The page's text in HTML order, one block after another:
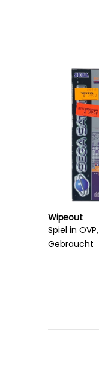
Wipeout
Spiel in
Gebraucht